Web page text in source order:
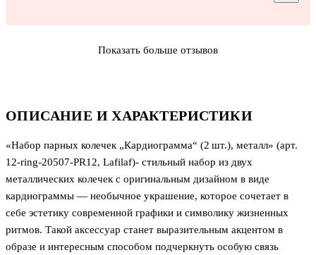
ОПИСАНИЕ И ХАРАКТЕРИСТИКИ
«Набор парных колечек „Кардиограмма“ (2 шт.), металл» (арт.
12‑ring‑20507‑PR12, Lafilaf)- стильный набор из двух
металлических колечек с оригинальным дизайном в виде
кардиограммы — необычное украшение, которое сочетает в
себе эстетику современной графики и символику жизненных
ритмов. Такой аксессуар станет выразительным акцентом в
образе и интересным способом подчеркнуть особую связь
Показать больше отзывов